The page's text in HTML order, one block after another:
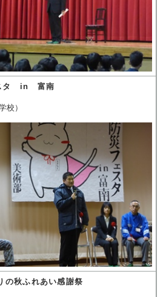
タ in 富南
校）
の秋ふれあい感謝祭